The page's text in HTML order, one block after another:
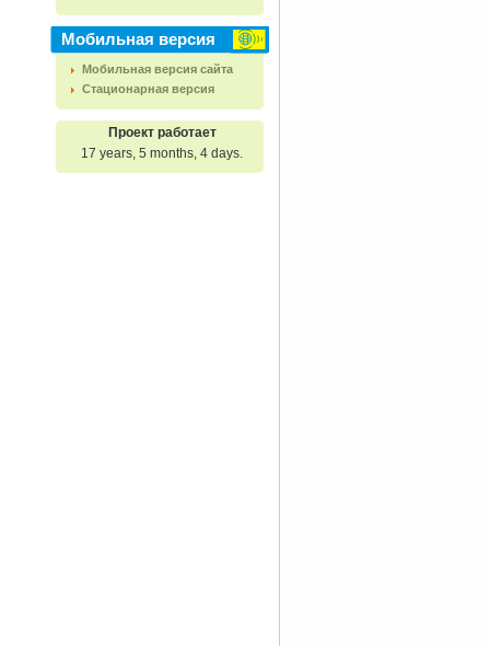
Мобильная версия
Мобильная версия сайта
Стационарная версия
Проект работает
17 years, 5 months, 4 days.